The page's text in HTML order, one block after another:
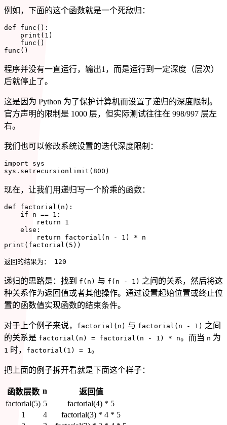
例如，下面的这个函数就是一个死敌归：
def func ( ) :
print ( 1 )
    func
( )
func ( )
程序并没有一直运行，输出1，而是运行到一定深度（层次）
后就停止了。
这是因为 Python 为了保护计算机而设置了递归的深度限制。
官方声明的限制是 1000 层，但实际测试往往在 998/997 层左
右。
我们也可以修改系统设置的迭代深度限制：
import sys
sys . setrecursionlimit ( 800 )
现在，让我们用递归写一个阶乘的函数：
def factorial ( n ) :
if n == 1 :
return
1
else :
return factorial ( n - 1 ) *
print ( factorial ( 5 ) )
返回的结果为： 120
递归的思路是：找到 f(n) 与 f(n - 1) 之间的关系，然后将这
种关系作为返回值或者其他操作。通过设置起始位置或终止位
置的函数值实现函数的结束条件。
对于上个例子来说， factorial(n) 与 factorial(n - 1) 之间
的关系是 factorial(n) = factorial(n - 1) * n。而当 n 为
1 时， factorial(1) = 1 。
把上面的例子拆开看就是下面这个样子：
函数层数 n
返回值
factorial(5) 5
factorial(4) * 5
1
4
factorial(3) * 4 * 5